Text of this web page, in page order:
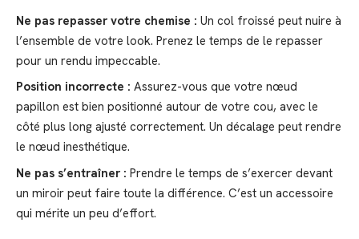
Ne pas repasser votre chemise : Un col froissé peut nuire à
l’ensemble de votre look. Prenez le temps de le repasser
pour un rendu impeccable.
Position incorrecte : Assurez-vous que votre nœud
papillon est bien positionné autour de votre cou, avec le
côté plus long ajusté correctement. Un décalage peut rendre
le nœud inesthétique.
Ne pas s’entraîner : Prendre le temps de s’exercer devant
un miroir peut faire toute la différence. C’est un accessoire
qui mérite un peu d’effort.